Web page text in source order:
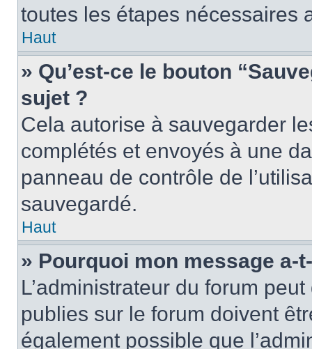
toutes les étapes nécessaires
Haut
» Qu’est-ce le bouton
sujet ?
Cela autorise à sauvegarder
complétés et envoyés à une
panneau de contrôle de
sauvegardé.
Haut
» Pourquoi mon message a-
L’administrateur du forum
publies sur le forum doivent
également possible que